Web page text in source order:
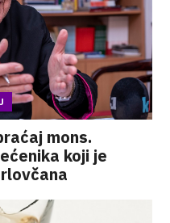
mons.
koji je